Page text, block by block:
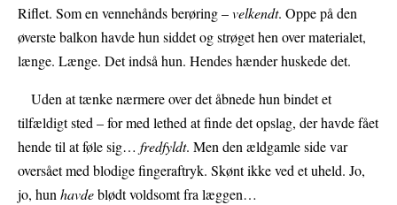
Riflet. Som en vennehånds berøring –velkendt. Oppe på den
øverste balkon havde hun siddet og strøget hen over materialet,
længe. Længe. Det indså hun. Hendes hænder huskede det.
Uden at tænke nærmere over det åbnede hun bindet et
tilfældigt sted – for med lethed at finde det opslag, der havde fået
hende til at føle sig… fredfyldt. Men den ældgamle side var
oversået med blodige fingeraftryk. Skønt ikke ved et uheld. Jo,
jo, hunhavdeblødt voldsomt fra læggen…